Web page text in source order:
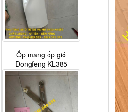
G0376030027A0 Phao
báo dầu xe...